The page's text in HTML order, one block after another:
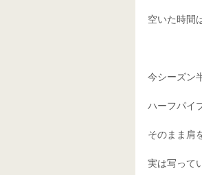
空いた時間
今シーズン
ハーフパイ
そのまま肩
実は写って